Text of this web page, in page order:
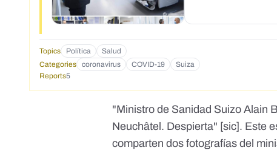
Topics Política Salud
Categories
coronavirus COVID-19
Suiza
Reports5
"Ministro de Sanidad Suizo Alain
Neuchâtel. Despierta" [sic]. Este
comparten dos fotografías del